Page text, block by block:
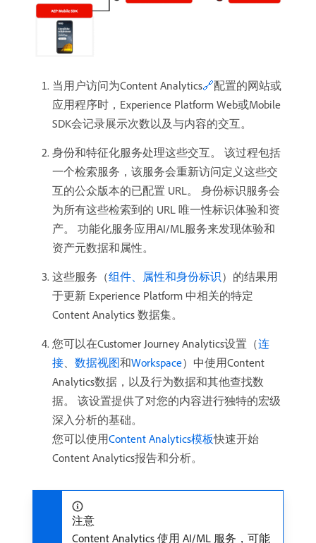
当用户访问为Content Analytics🔗配置的网站或
应用程序时，Experience Platform Web或Mobile
SDK会记录展示次数以及与内容的交互。
身份和特征化服务处理这些交互。 该过程包括
一个检索服务，该服务会重新访问定义这些交
互的公众版本的已配置 URL。 身份标识服务会
为所有这些检索到的 URL 唯一性标识体验和资
产。 功能化服务应用AI/ML服务来发现体验和
资产元数据和属性。
这些服务（组件、属性和身份标识）的结果用
于更新 Experience Platform 中相关的特定
Content Analytics 数据集。
您可以在Customer Journey Analytics设置（连
接、 数据视图和Workspace）中使用Content
Analytics数据，以及行为数据和其他查找数
据。 该设置提供了对您的内容进行独特的宏级
深入分析的基础。
您可以使用Content Analytics模板快速开始
Content Analytics报告和分析。
注意
Content Analytics 使用 AI/ML 服务，可能